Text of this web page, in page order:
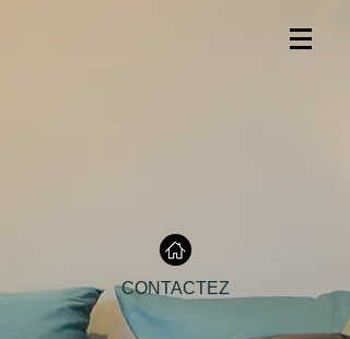
CONTACTEZ